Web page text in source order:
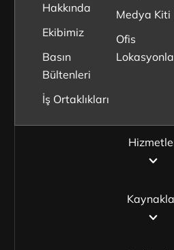
Hakkında
Ekibimiz
Basın
Bültenleri
İş Ortaklıkları
Medya Kiti
Ofis